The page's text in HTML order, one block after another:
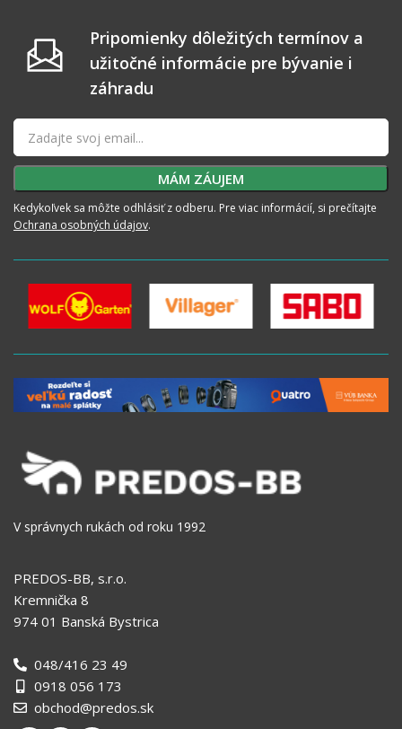
Pripomienky dôležitých termínov a
užitočné informácie pre bývanie i
záhradu
Kedykoľvek sa môžte odhlásiť z odberu. Pre viac informácií, si prečítajte
Ochrana osobných údajov.
V správnych rukách od roku 1992
PREDOS-BB, s.r.o.
Kremnička 8
974 01 Banská Bystrica
048/416 23 49
0918 056 173
obchod@predos.sk